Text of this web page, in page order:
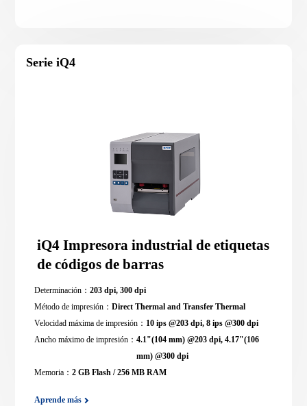
Serie iQ4
iQ4 Impresora industrial de etiquetas
de códigos de barras
Determinación：203 dpi, 300 dpi
Método de impresión：Direct Thermal and Transfer Thermal
Velocidad máxima de impresión： 10 ips @203 dpi, 8 ips @300 dpi
Ancho máximo de impresión：4.1"(104 mm) @203 dpi, 4.17"(106
mm) @300 dpi
Memoria：2 GB Flash / 256 MB RAM
Aprende más